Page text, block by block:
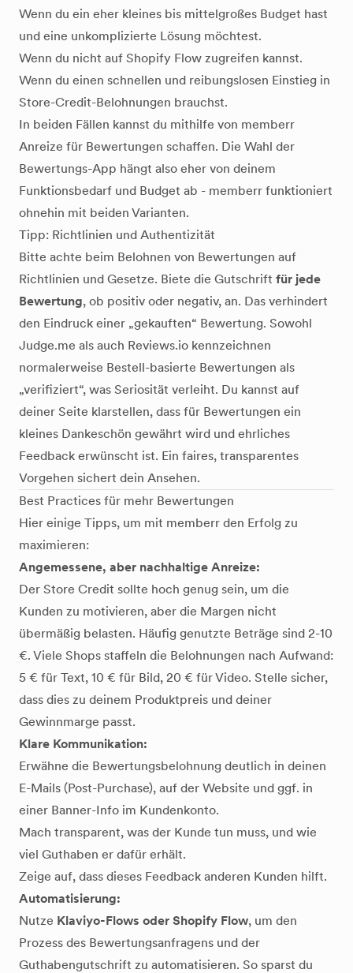
Wenn du ein eher kleines bis mittelgroßes Budget hast
und eine unkomplizierte Lösung möchtest.
Wenn du nicht auf Shopify Flow zugreifen kannst.
Wenn du einen schnellen und reibungslosen Einstieg in
Store-Credit-Belohnungen brauchst.
In beiden Fällen kannst du mithilfe von memberr
Anreize für Bewertungen schaffen. Die Wahl der
Bewertungs-App hängt also eher von deinem
Funktionsbedarf und Budget ab - memberr funktioniert
ohnehin mit beiden Varianten.
Tipp: Richtlinien und Authentizität
Bitte achte beim Belohnen von Bewertungen auf
Richtlinien und Gesetze. Biete die Gutschrift für jede
Bewertung, ob positiv oder negativ, an. Das verhindert
den Eindruck einer „gekauften“ Bewertung. Sowohl
Judge.me als auch Reviews.io kennzeichnen
normalerweise Bestell-basierte Bewertungen als
„verifiziert“, was Seriosität verleiht. Du kannst auf
deiner Seite klarstellen, dass für Bewertungen ein
kleines Dankeschön gewährt wird und ehrliches
Feedback erwünscht ist. Ein faires, transparentes
Vorgehen sichert dein Ansehen.
Best Practices für mehr Bewertungen
Hier einige Tipps, um mit memberr den Erfolg zu
maximieren:
Angemessene, aber nachhaltige Anreize:
Der Store Credit sollte hoch genug sein, um die
Kunden zu motivieren, aber die Margen nicht
übermäßig belasten. Häufig genutzte Beträge sind 2-10
€. Viele Shops staffeln die Belohnungen nach Aufwand:
5 € für Text, 10 € für Bild, 20 € für Video. Stelle sicher,
dass dies zu deinem Produktpreis und deiner
Gewinnmarge passt.
Klare Kommunikation:
Erwähne die Bewertungsbelohnung deutlich in deinen
E-Mails (Post-Purchase), auf der Website und ggf. in
einer Banner-Info im Kundenkonto.
Mach transparent, was der Kunde tun muss, und wie
viel Guthaben er dafür erhält.
Zeige auf, dass dieses Feedback anderen Kunden hilft.
Automatisierung:
Nutze Klaviyo-Flows oder Shopify Flow, um den
Prozess des Bewertungsanfragens und der
Guthabengutschrift zu automatisieren. So sparst du